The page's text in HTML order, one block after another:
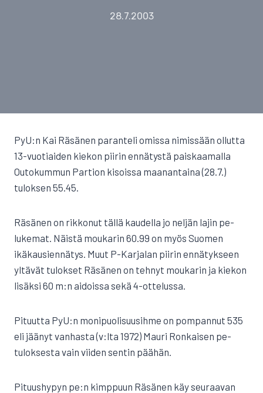
28.7.2003
PyU:n Kai Räsänen paranteli omissa nimissään ollutta
13-vuotiaiden kiekon piirin ennätystä paiskaamalla
Outokummun Partion kisoissa maanantaina (28.7.)
tuloksen 55.45.
Räsänen on rikkonut tällä kaudella jo neljän lajin pe-
lukemat. Näistä moukarin 60.99 on myös Suomen
ikäkausiennätys. Muut P-Karjalan piirin ennätykseen
yltävät tulokset Räsänen on tehnyt moukarin ja kiekon
lisäksi 60 m:n aidoissa sekä 4-ottelussa.
Pituutta PyU:n monipuolisuusihme on pompannut 535
eli jäänyt vanhasta (v:lta 1972) Mauri Ronkaisen pe-
tuloksesta vain viiden sentin päähän.
Pituushypyn pe:n kimppuun Räsänen käy seuraavan